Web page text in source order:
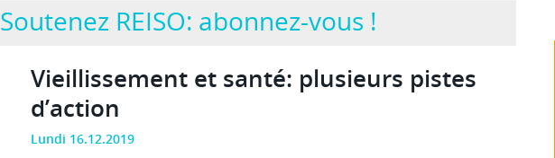
Soutenez REISO: abonnez-vous !
Vieillissement et santé: plusieurs pistes
d’action
Lundi 16.12.2019